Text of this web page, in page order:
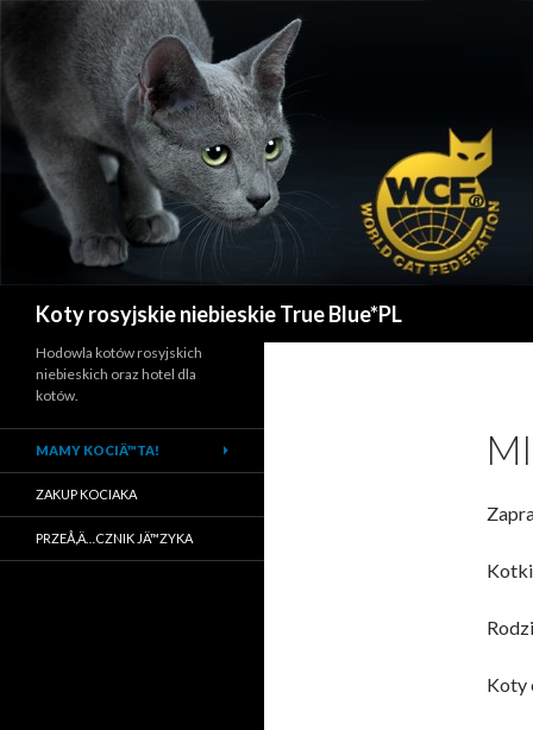
Koty rosyjskie niebieskie True Blue*PL
Kotki
Koty
Hodowla kotów rosyjskich
niebieskich oraz hotel dla
kotów.
MAMY KOCIÄ™TA!
ZAKUP KOCIAKA
PRZEÅ‚Ä…CZNIK JÄ™ZYKA